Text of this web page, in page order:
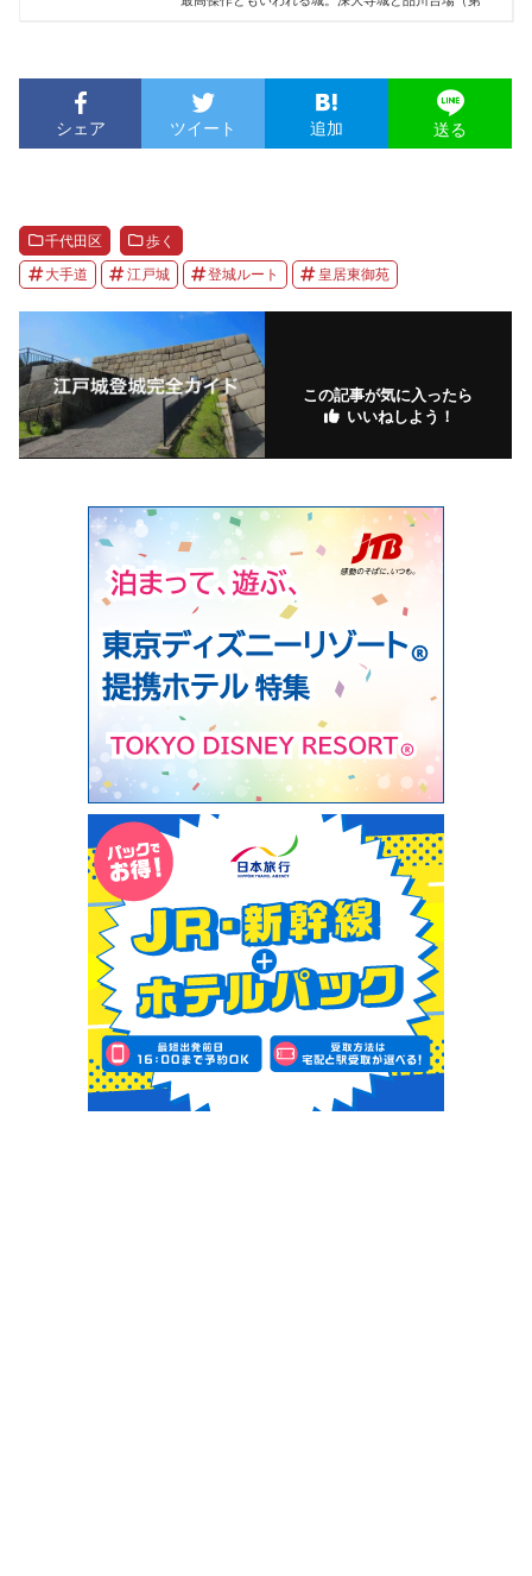
シェア ツイート 追加 送る
千代田区 歩く
大手道 江戸城 登城ルート 皇居東御苑
この記事が気に入ったら
いいねしよう！